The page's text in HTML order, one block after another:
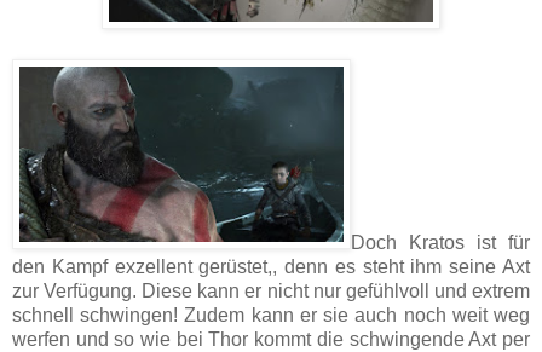
Doch Kratos ist für
den Kampf exzellent gerüstet,, denn es steht ihm seine Axt
zur Verfügung. Diese kann er nicht nur gefühlvoll und extrem
schnell schwingen! Zudem kann er sie auch noch weit weg
werfen und so wie bei Thor kommt die schwingende Axt per